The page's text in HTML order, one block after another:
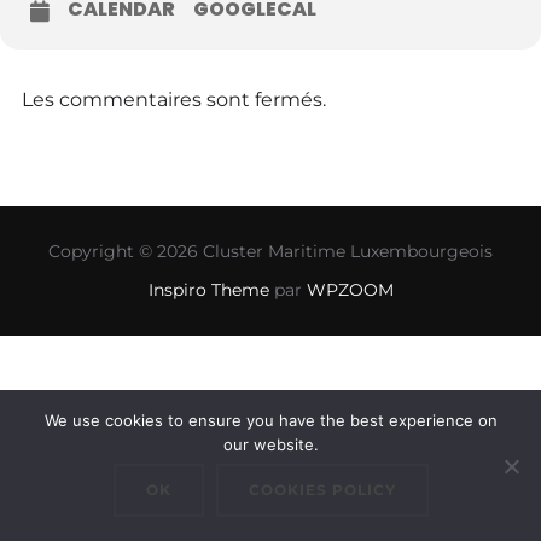
CALENDAR GOOGLECAL
Les commentaires sont fermés.
Copyright © 2026 Cluster Maritime Luxembourgeois
Inspiro Themepar WPZOOM
We use cookies to ensure you have the best experience on
our website.